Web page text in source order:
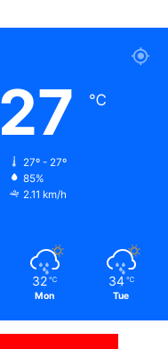
27 ℃
27º - 27º
85%
2.11 km/h
32 ℃
Mon
34 ℃
Tue